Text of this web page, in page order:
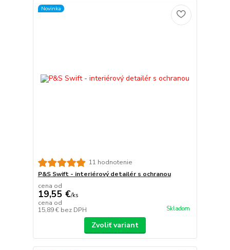
Novinka
11 hodnotenie
P&S Swift - interiérový detailér s ochranou
cena od
19,55 €/ks
cena od
15,89 € bez DPH Skladom
Zvoliť variant